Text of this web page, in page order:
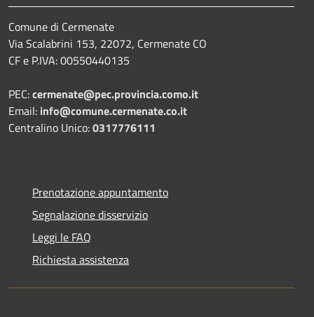
Comune di Cermenate
Via Scalabrini 153, 22072, Cermenate CO
CF e P.IVA: 00550440135
PEC:cermenate@pec.provincia.como.it
Email: info@comune.cermenate.co.it
Centralino Unico:0317776111
Prenotazione appuntamento
Segnalazione disservizio
Leggi le FAQ
Richiesta assistenza